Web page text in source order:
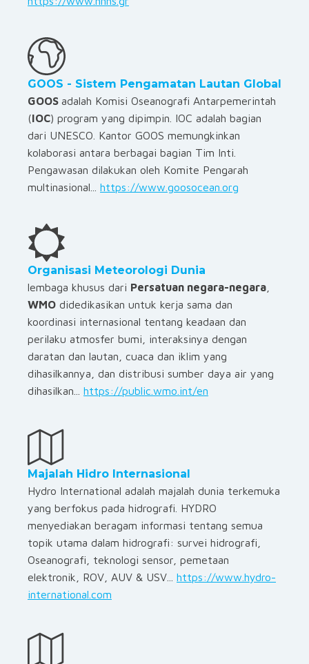
GOOS - Sistem Pengamatan Lautan Global
GOOS adalah Komisi Oseanografi Antarpemerintah
(IOC) program yang dipimpin. IOC adalah bagian
dari UNESCO. Kantor GOOS memungkinkan
kolaborasi antara berbagai bagian Tim Inti.
Pengawasan dilakukan oleh Komite Pengarah
multinasional... https://www.goosocean.org
Organisasi Meteorologi Dunia
lembaga khusus dari Persatuan negara-negara
WMO didedikasikan untuk kerja sama dan
koordinasi internasional tentang keadaan dan
perilaku atmosfer bumi, interaksinya dengan
daratan dan lautan, cuaca dan iklim yang
dihasilkannya, dan distribusi sumber daya air yang
dihasilkan... https://public.wmo.int/en
Majalah Hidro Internasional
Hydro International adalah majalah dunia terkemuka
yang berfokus pada hidrografi. HYDRO
menyediakan beragam informasi tentang semua
topik utama dalam hidrografi: survei hidrografi,
Oseanografi, teknologi sensor, pemetaan
elektronik, ROV, AUV & USV... https://www.hydro-
international.com